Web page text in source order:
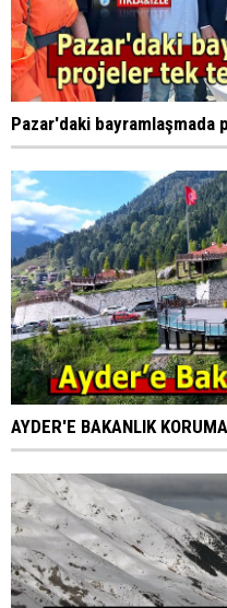
Pazar'daki bayramlaşmada
AYDER'E BAKANLIK